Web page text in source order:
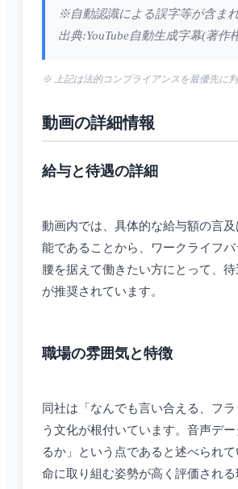
※自動認識による誤字等が含ま
出典:YouTube自動生成字幕(著作
※ 上記は法的コンプライアンスを最優先に判
動画の詳細情報
給与と待遇の詳細
動画内では、具体的な給与額の言
能であることから、ワークライフ
腰を据えて働きたい方にとって、
が推奨されています。
職場の雰囲気と特徴
同社は「なんでも言い合える、フ
う文化が根付いています。音声デ
るか」という点であると述べられ
命に取り組む姿勢が高く評価される